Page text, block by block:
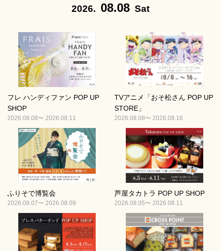
2026. 08.08 Sat
フレ ハンディファン POP UP
SHOP
2026.08.08〜 2026.08.11
TVアニメ「おそ松さん POP UP
STORE」
2026.08.08〜 2026.08.16
ふりそで博覧会
2026.08.07〜 2026.08.09
芦屋タカトラ POP UP SHOP
2026.08.05〜 2026.08.11